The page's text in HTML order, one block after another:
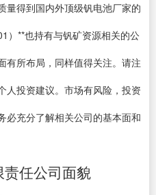
量得到国内外顶级钒电池厂家的
）**也持有与钒矿资源相关的公
有所布局，同样值得关注。请注
人投资建议。市场有风险，投资
必充分了解相关公司的基本面和
任公司面貌